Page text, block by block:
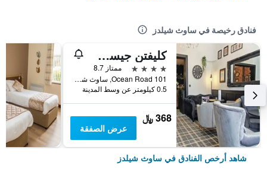
فنادق رخيصة في ساوث شيلدز
كليفتن جيست هاوس
4 نجوم
ممتاز 8.7
101 Ocean Road, ساوث شيلدز, المملكة المتحدة
0.5 كيلومتر عن وسط المدينة
368 ﷼
عرض الصفقة
شاهد أرخص الفنادق في ساوث شيلدز